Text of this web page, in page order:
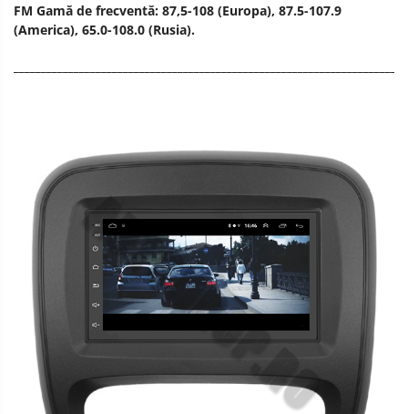
FM Gamă de frecventă: 87,5-108 (Europa), 87.5-107.9
(America), 65.0-108.0 (Rusia).